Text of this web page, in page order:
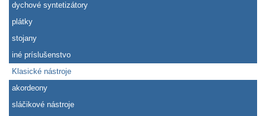
dychové syntetizátory
plátky
stojany
iné príslušenstvo
Klasické nástroje
akordeony
sláčikové nástroje